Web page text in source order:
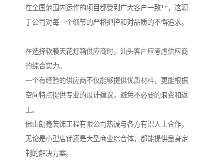
在全国范围内运作的项目都受到广大客户一致**，这源
于公司对每一个细节的严格把控和对品质的不懈追求。
在选择软膜天花灯箱供应商时，汕头客户应考虑供应商
的综合实力。
一个有经验的供应商不仅能够提供优质材料，更能根据
空间特点提供专业的设计建议，避免不必要的浪费和返
工。
佛山朗鑫装饰工程有限公司热诚与各方有识人士合作，
无论是小型店铺还是大型商业综合体，都能提供量身定
制的解决方案。